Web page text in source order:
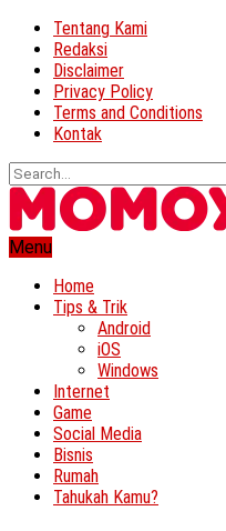
Tentang Kami
Redaksi
Disclaimer
Privacy Policy
Terms and Conditions
Kontak
Menu
Home
Tips & Trik
Android
iOS
Windows
Internet
Game
Social Media
Bisnis
Rumah
Tahukah Kamu?